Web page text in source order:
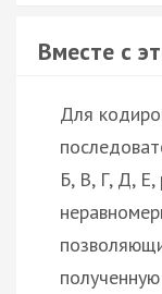
Вместе с
Для
Б, В, Г, Д, Е,